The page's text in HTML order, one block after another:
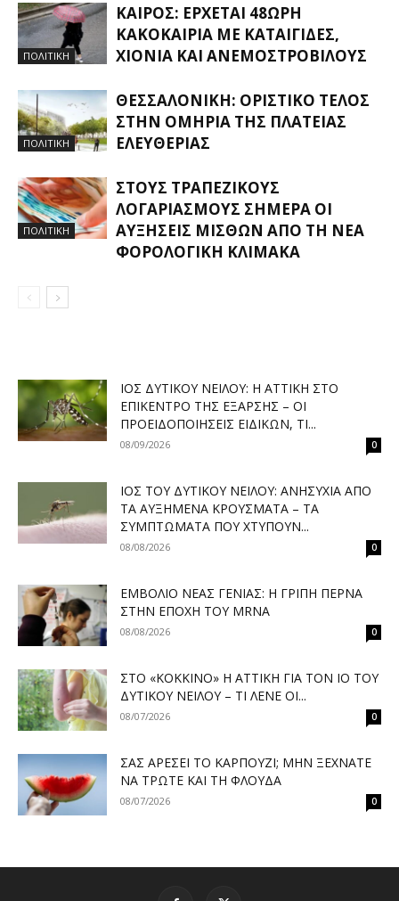
ΠΟΛΙΤΙΚΗ
ΚΑΙΡΌΣ: ΈΡΧΕΤΑΙ 48ΩΡΗ
ΚΑΚΟΚΑΙΡΊΑ ΜΕ ΚΑΤΑΙΓΊΔΕΣ,
ΧΙΌΝΙΑ ΚΑΙ ΑΝΕΜΟΣΤΡΌΒΙΛΟΥΣ
ΠΟΛΙΤΙΚΗ
ΘΕΣΣΑΛΟΝΊΚΗ: ΟΡΙΣΤΙΚΌ ΤΈΛΟΣ
ΣΤΗΝ ΟΜΗΡΊΑ ΤΗΣ ΠΛΑΤΕΊΑΣ
ΕΛΕΥΘΕΡΊΑΣ
ΠΟΛΙΤΙΚΗ
ΣΤΟΥΣ ΤΡΑΠΕΖΙΚΟΎΣ
ΛΟΓΑΡΙΑΣΜΟΎΣ ΣΉΜΕΡΑ ΟΙ
ΑΥΞΉΣΕΙΣ ΜΙΣΘΏΝ ΑΠΌ ΤΗ ΝΈΑ
ΦΟΡΟΛΟΓΙΚΉ ΚΛΊΜΑΚΑ
ΙΌΣ ΔΥΤΙΚΟΎ ΝΕΊΛΟΥ: Η ΑΤΤΙΚΉ ΣΤΟ
ΕΠΊΚΕΝΤΡΟ ΤΗΣ ΈΞΑΡΣΗΣ – ΟΙ
ΠΡΟΕΙΔΟΠΟΙΉΣΕΙΣ ΕΙΔΙΚΏΝ, ΤΙ...
08/09/2026 0
ΙΌΣ ΤΟΥ ΔΥΤΙΚΟΎ ΝΕΊΛΟΥ: ΑΝΗΣΥΧΊΑ ΑΠΌ
ΤΑ ΑΥΞΗΜΈΝΑ ΚΡΟΎΣΜΑΤΑ – ΤΑ
ΣΥΜΠΤΏΜΑΤΑ ΠΟΥ ΧΤΥΠΟΎΝ...
08/08/2026 0
ΕΜΒΌΛΙΟ ΝΈΑΣ ΓΕΝΙΆΣ: Η ΓΡΊΠΗ ΠΕΡΝΆ
ΣΤΗΝ ΕΠΟΧΉ ΤΟΥ MRNA
08/08/2026 0
ΣΤΟ «ΚΌΚΚΙΝΟ» Η ΑΤΤΙΚΉ ΓΙΑ ΤΟΝ ΙΌ ΤΟΥ
ΔΥΤΙΚΟΎ ΝΕΊΛΟΥ – ΤΙ ΛΈΝΕ ΟΙ...
08/07/2026 0
ΣΑΣ ΑΡΈΣΕΙ ΤΟ ΚΑΡΠΟΎΖΙ; ΜΗΝ ΞΕΧΝΆΤΕ
ΝΑ ΤΡΏΤΕ ΚΑΙ ΤΗ ΦΛΟΎΔΑ
08/07/2026 0